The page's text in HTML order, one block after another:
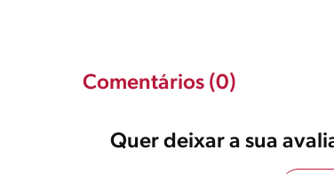
Comentários (0)
Quer deixar a sua